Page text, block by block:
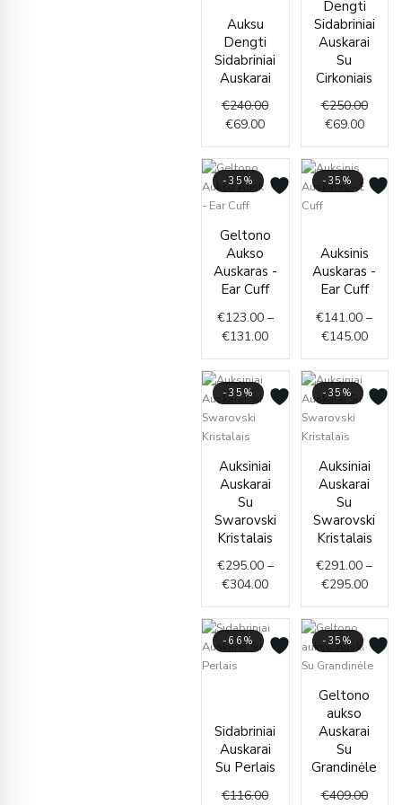
Auksu
Dengti
Sidabriniai
Auskarai
€240.00
€69.00
Dengti
Sidabriniai
Auskarai
Su
Cirkoniais
€250.00
€69.00
is:
-35%
Geltono
Aukso
Auskaras -
Ear Cuff
€123.00 –
€131.00
range:
through
-35%
Auksinis
Auskaras -
Ear Cuff
€141.00 –
€145.00
-35%
Auksiniai
Auskarai
Su
Swarovski
Kristalais
€295.00 –
€304.00
range:
€295.00
through
€304.00
-35%
Auksiniai
Auskarai
Su
Swarovski
Kristalais
€291.00 –
€295.00
range:
-66%
Sidabriniai
Auskarai
Su Perlais
€116.00
was:
€116.00.
is:
€39.00.
-35%
Geltono
aukso
Auskarai
Su
Grandinėle
€409.00
price
was:
price
is: